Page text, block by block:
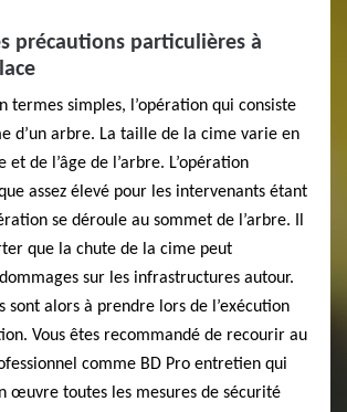
précautions particulières à
termes simples, l’opération qui consiste
d’un arbre. La taille de la cime varie en
et de l’âge de l’arbre. L’opération
assez élevé pour les intervenants étant
se déroule au sommet de l’arbre. Il
que la chute de la cime peut
sur les infrastructures autour.
sont alors à prendre lors de l’exécution
Vous êtes recommandé de recourir au
comme BD Pro entretien qui
œuvre toutes les mesures de sécurité